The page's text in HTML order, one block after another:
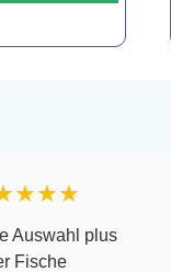
plus